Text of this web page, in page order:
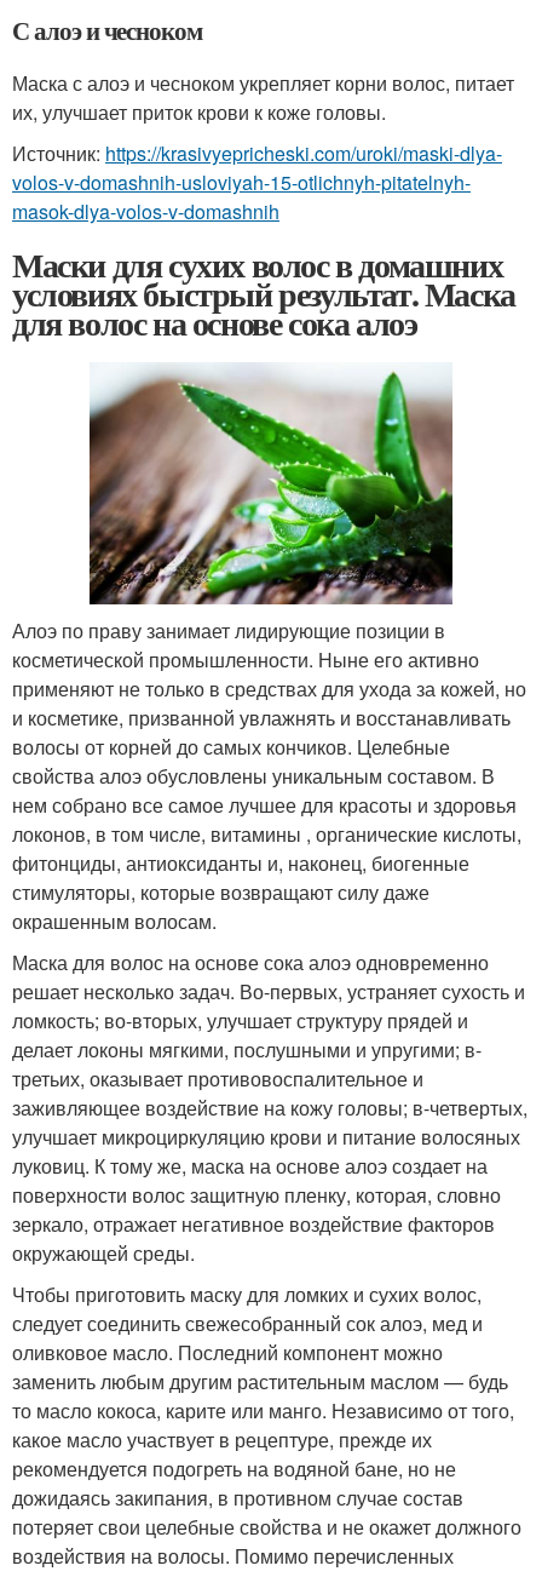
С алоэ и чесноком
Маска с алоэ и чесноком укрепляет корни волос, питает
их, улучшает приток крови к коже головы.
Источник: https://krasivyepricheski.com/uroki/maski-dlya-
volos-v-domashnih-usloviyah-15-otlichnyh-pitatelnyh-
masok-dlya-volos-v-domashnih
Маски для сухих волос в домашних
условиях быстрый результат. Маска
для волос на основе сока алоэ
Алоэ по праву занимает лидирующие позиции в
косметической промышленности. Ныне его активно
применяют не только в средствах для ухода за кожей, но
и косметике, призванной увлажнять и восстанавливать
волосы от корней до самых кончиков. Целебные
свойства алоэ обусловлены уникальным составом. В
нем собрано все самое лучшее для красоты и здоровья
локонов, в том числе, витамины , органические кислоты,
фитонциды, антиоксиданты и, наконец, биогенные
стимуляторы, которые возвращают силу даже
окрашенным волосам.
Маска для волос на основе сока алоэ одновременно
решает несколько задач. Во-первых, устраняет сухость и
ломкость; во-вторых, улучшает структуру прядей и
делает локоны мягкими, послушными и упругими; в-
третьих, оказывает противовоспалительное и
заживляющее воздействие на кожу головы; в-четвертых,
улучшает микроциркуляцию крови и питание волосяных
луковиц. К тому же, маска на основе алоэ создает на
поверхности волос защитную пленку, которая, словно
зеркало, отражает негативное воздействие факторов
окружающей среды.
Чтобы приготовить маску для ломких и сухих волос,
следует соединить свежесобранный сок алоэ, мед и
оливковое масло. Последний компонент можно
заменить любым другим растительным маслом — будь
то масло кокоса, карите или манго. Независимо от того,
какое масло участвует в рецептуре, прежде их
рекомендуется подогреть на водяной бане, но не
дожидаясь закипания, в противном случае состав
потеряет свои целебные свойства и не окажет должного
воздействия на волосы. Помимо перечисленных